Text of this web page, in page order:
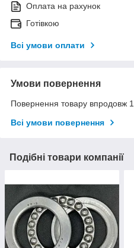
Оплата на рахунок
Готівкою
Всі умови оплати
Умови повернення
Повернення товару впродовж
Всі умови повернення
Подібні товари компанії